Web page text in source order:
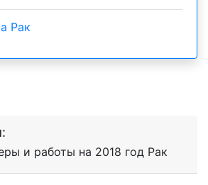
Рак
и работы на 2018 год Рак